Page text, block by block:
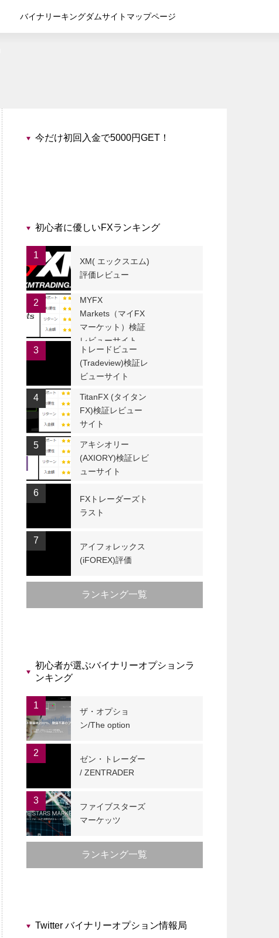
バイナリーキングダムサイトマップページ
今だけ初回入金で5000円GET！
初心者に優しいFXランキング
1
XM( エックスエム)
評価レビュー
2
MYFX
Markets（マイFX
マーケット）検証
レビューサイト
3
トレードビュー
(Tradeview)検証レ
ビューサイト
4
TitanFX (タイタン
FX)検証レビュー
サイト
5
アキシオリー
(AXIORY)検証レビ
ューサイト
6
FXトレーダーズト
ラスト
7
アイフォレックス
(iFOREX)評価
ランキング一覧
初心者が選ぶバイナリーオプションラ
ンキング
1
ザ・オプショ
ン/The option
2
ゼン・トレーダー
/ ZENTRADER
3
ファイブスターズ
マーケッツ
ランキング一覧
Twitter バイナリーオプション情報局